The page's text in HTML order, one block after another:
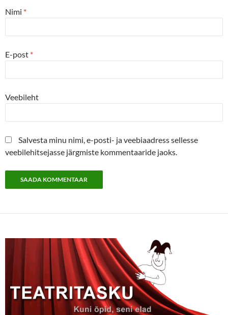
Nimi *
E-post *
Veebileht
Salvesta minu nimi, e-posti- ja veebiaadress sellesse
veebilehitsejasse järgmiste kommentaaride jaoks.